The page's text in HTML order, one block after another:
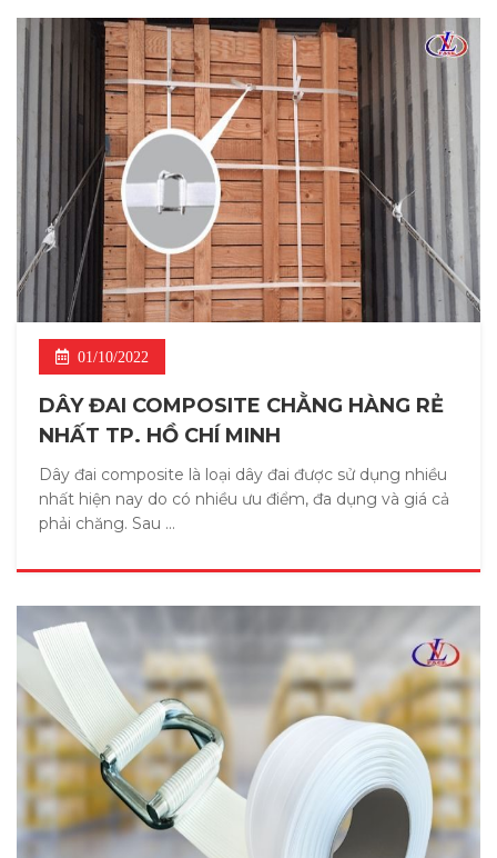
01/10/2022
DÂY ĐAI COMPOSITE CHẰNG HÀNG RẺ
NHẤT TP. HỒ CHÍ MINH
Dây đai composite là loại dây đai được sử dụng nhiều
nhất hiện nay do có nhiều ưu điểm, đa dụng và giá cả
phải chăng. Sau ...